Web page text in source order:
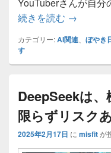
YouTuberさんが自
続きを読む Claude
→
カテゴリー:AI関連 ぼやき
す
DeepSeekは
限らずリスク
2025年2月17日 に misfitが